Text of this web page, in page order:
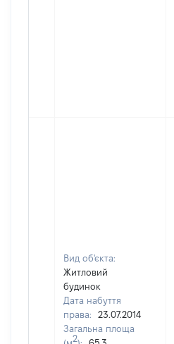
Вид об'єкта:
Житловий
будинок
Дата набуття
права:
23.07.2014
Загальна площа
2